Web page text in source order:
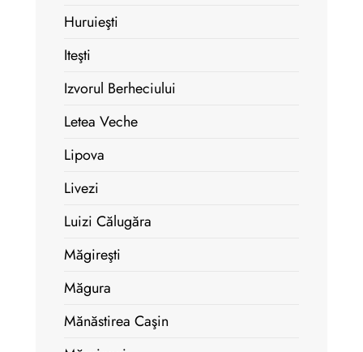
Huruieşti
Iteşti
Izvorul Berheciului
Letea Veche
Lipova
Livezi
Luizi Călugăra
Măgireşti
Măgura
Mănăstirea Caşin